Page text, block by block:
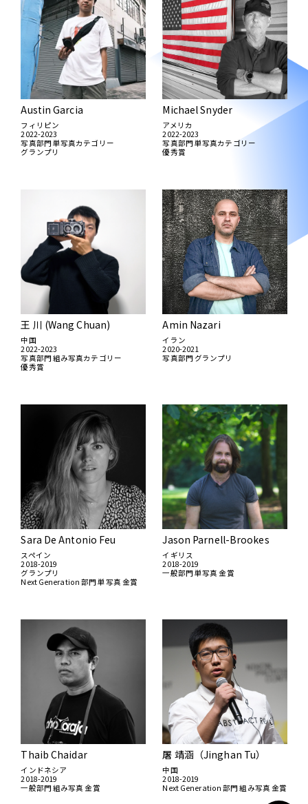
Austin Garcia
フィリピン
2022-2023
写真部門 単写真カテゴリー
グランプリ
Michael Snyder
アメリカ
2022-2023
写真部門 単写真カテゴリー
優秀賞
王 川 (Wang Chuan)
中国
2022-2023
写真部門 組み写真カテゴリー
優秀賞
Amin Nazari
イラン
2020-2021
写真部門 グランプリ
Sara De Antonio Feu
スペイン
2018-2019
グランプリ
Next Generation 部門 単写真 金賞
Jason Parnell-Brookes
イギリス
2018-2019
一般部門 単写真 金賞
Thaib Chaidar
インドネシア
2018-2019
一般部門 組み写真 金賞
屠 靖涵（Jinghan Tu）
中国
2018-2019
Next Generation 部門 組み写真 金賞